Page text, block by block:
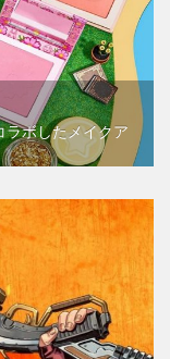
ボしたメイクア